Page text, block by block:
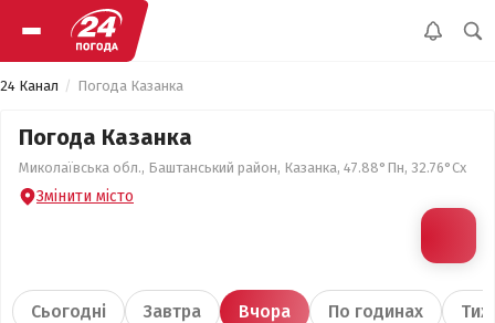
24 Канал Погода Казанка
Погода Казанка
Миколаївська обл., Баштанський район, Казанка, 47.88°Пн, 32.76°Сх
Змінити місто
Сьогодні Завтра Вчора По годинах